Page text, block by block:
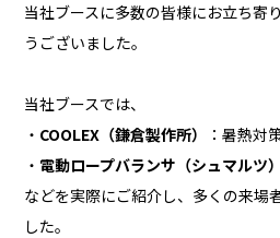
当社ブースに多数の皆様にお立ち寄
うございました。
当社ブースでは、
・ COOLEX（鎌倉製作所）
：暑熱対
・ 電動ロープバランサ（シュマルツ）
などを実際にご紹介し、多くの来場
した。